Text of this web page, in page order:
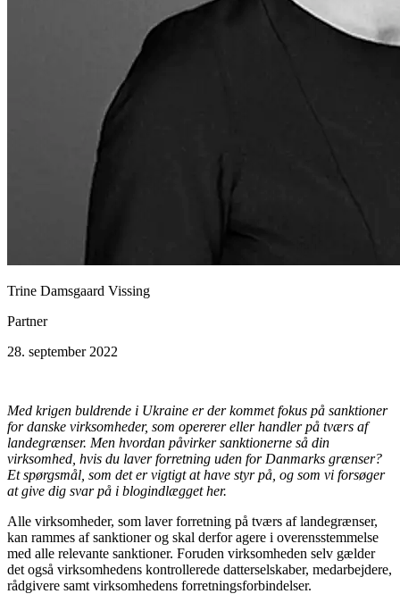
Trine Damsgaard Vissing
Partner
28. september 2022
Med krigen buldrende i Ukraine er der kommet fokus på sanktioner
for danske virksomheder, som opererer eller handler på tværs af
landegrænser. Men hvordan påvirker sanktionerne så din
virksomhed, hvis du laver forretning uden for Danmarks grænser?
Et spørgsmål, som det er vigtigt at have styr på, og som vi forsøger
at give dig svar på i blogindlægget her.
Alle virksomheder, som laver forretning på tværs af landegrænser,
kan rammes af sanktioner og skal derfor agere i overensstemmelse
med alle relevante sanktioner. Foruden virksomheden selv gælder
det også virksomhedens kontrollerede datterselskaber, medarbejdere,
rådgivere samt virksomhedens forretningsforbindelser.